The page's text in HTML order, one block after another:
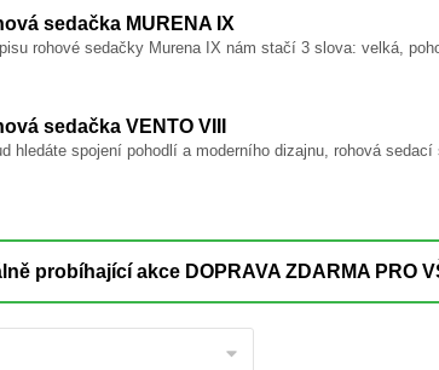
sedačka MURENA IX
rohové sedačky Murena IX nám stačí 3 slova: velká,
sedačka VENTO VIII
hledáte spojení pohodlí a moderního dizajnu, rohová